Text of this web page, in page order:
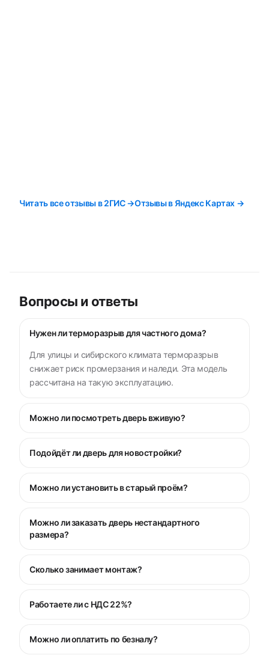
Читать все отзывы в 2ГИС →Отзывы в Яндекс Картах →
Вопросы и ответы
Нужен ли терморазрыв для частного дома?
Для улицы и сибирского климата терморазрыв
снижает риск промерзания и наледи. Эта модель
рассчитана на такую эксплуатацию.
Можно ли посмотреть дверь вживую?
Подойдёт ли дверь для новостройки?
Можно ли установить в старый проём?
Можно ли заказать дверь нестандартного
размера?
Сколько занимает монтаж?
Работаете ли с НДС 22%?
Можно ли оплатить по безналу?